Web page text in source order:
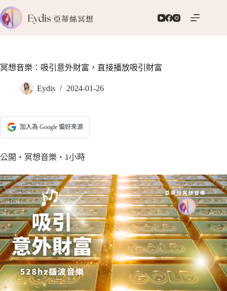
跳
至
主
容
冥想音樂：吸引意外財富，直接播放吸引財富
Eydis 2024-01-26
加入為 Google 偏好來源
公開‧冥想音樂‧1小時